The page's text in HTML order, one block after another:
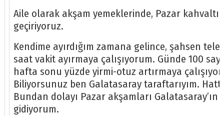
Aile olarak akşam yemeklerinde, Pazar
geçiriyoruz.
Kendime ayırdığım zamana gelince, şahsen
saat vakit ayırmaya çalışıyorum. Günde 100
hafta sonu yüzde yirmi-otuz artırmaya
Biliyorsunuz ben Galatasaray taraftarıyım.
Bundan dolayı Pazar akşamları Galatasaray’ın
gidiyorum.